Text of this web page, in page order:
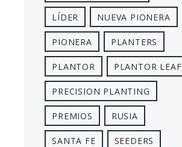
LÍDER NUEVA PIONERA
PIONERA PLANTERS
PLANTOR PLANTOR LEAF
PRECISION PLANTING
PREMIOS RUSIA
SANTA FE SEEDERS